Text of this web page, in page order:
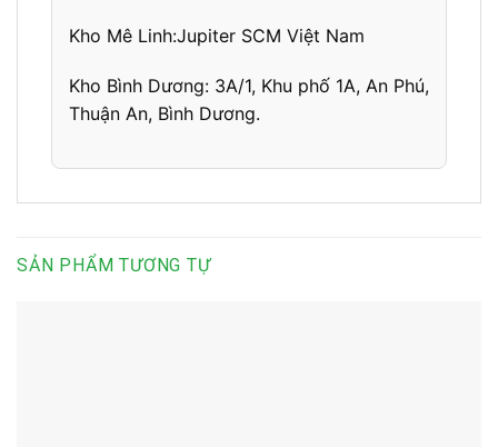
Kho Mê Linh:Jupiter SCM Việt Nam
Kho Bình Dương: 3A/1, Khu phố 1A, An Phú,
Thuận An, Bình Dương.
SẢN PHẨM TƯƠNG TỰ